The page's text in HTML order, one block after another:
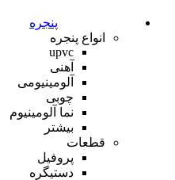
پنجره
انواع پنجره
upvc
آهنی
آلومینیومی
چوبی
نما آلومینیوم
بیشتر
قطعات
پروفیل
دستیگره